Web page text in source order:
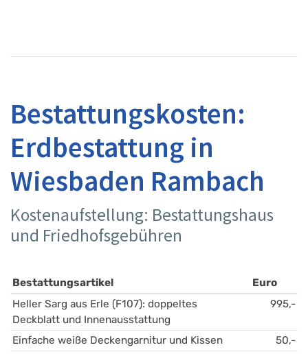
Bestattungskosten:
Erdbestattung in
Wiesbaden Rambach
Kostenaufstellung: Bestattungshaus
und Friedhofsgebühren
Bestattungsartikel
Euro
Heller Sarg aus Erle (F107): doppeltes
Deckblatt und Innenausstattung
995,-
Einfache weiße Deckengarnitur und Kissen
50,-